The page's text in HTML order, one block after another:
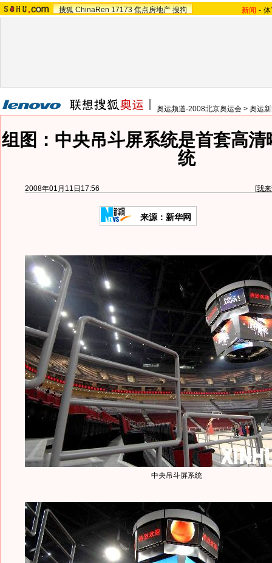
搜狐 ChinaRen 17173 焦点房地产 搜狗 新闻 -
奥运频道-2008北京奥运会 > 奥运
组图：中央吊斗屏系统是首套高
统
2008年01月11日17:56 [我
来源：新华网
中央吊斗屏系统